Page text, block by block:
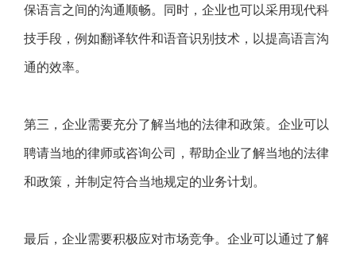
保语言之间的沟通顺畅。同时，企业也可以采用现代科
技手段，例如翻译软件和语音识别技术，以提高语言沟
通的效率。
第三，企业需要充分了解当地的法律和政策。企业可以
聘请当地的律师或咨询公司，帮助企业了解当地的法律
和政策，并制定符合当地规定的业务计划。
最后，企业需要积极应对市场竞争。企业可以通过了解